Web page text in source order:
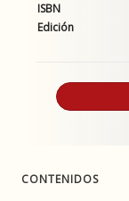
ISBN
Edición
CONTENIDOS